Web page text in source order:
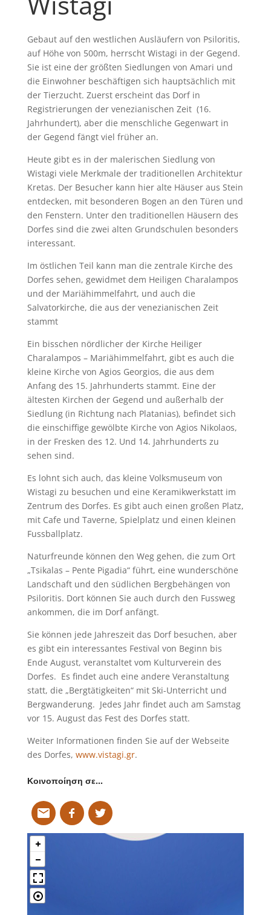
Gebaut auf den westlichen Ausläufern von Psiloritis,
auf Höhe von 500m, herrscht Wistagi in der Gegend.
Sie ist eine der größten Siedlungen von Amari und
die Einwohner beschäftigen sich hauptsächlich mit
der Tierzucht. Zuerst erscheint das Dorf in
Registrierungen der venezianischen Zeit (16.
Jahrhundert), aber die menschliche Gegenwart in
der Gegend fängt viel früher an.
Heute gibt es in der malerischen Siedlung von
Wistagi viele Merkmale der traditionellen Architektur
Kretas. Der Besucher kann hier alte Häuser aus Stein
entdecken, mit besonderen Bogen an den Türen und
den Fenstern. Unter den traditionellen Häusern des
Dorfes sind die zwei alten Grundschulen besonders
interessant.
Im östlichen Teil kann man die zentrale Kirche des
Dorfes sehen, gewidmet dem Heiligen Charalampos
und der Mariähimmelfahrt, und auch die
Salvatorkirche, die aus der venezianischen Zeit
stammt
Ein bisschen nördlicher der Kirche Heiliger
Charalampos – Mariähimmelfahrt, gibt es auch die
kleine Kirche von Agios Georgios, die aus dem
Anfang des 15. Jahrhunderts stammt. Eine der
ältesten Kirchen der Gegend und außerhalb der
Siedlung (in Richtung nach Platanias), befindet sich
die einschiffige gewölbte Kirche von Agios Nikolaos,
in der Fresken des 12. Und 14. Jahrhunderts zu
sehen sind.
Es lohnt sich auch, das kleine Volksmuseum von
Wistagi zu besuchen und eine Keramikwerkstatt im
Zentrum des Dorfes. Es gibt auch einen großen Platz,
mit Cafe und Taverne, Spielplatz und einen kleinen
Fussballplatz.
Naturfreunde können den Weg gehen, die zum Ort
„Tsikalas – Pente Pigadia“ führt, eine wunderschöne
Landschaft und den südlichen Bergbehängen von
Psiloritis. Dort können Sie auch durch den Fussweg
ankommen, die im Dorf anfängt.
Sie können jede Jahreszeit das Dorf besuchen, aber
es gibt ein interessantes Festival von Beginn bis
Ende August, veranstaltet vom Kulturverein des
Dorfes. Es findet auch eine andere Veranstaltung
statt, die „Bergtätigkeiten“ mit Ski-Unterricht und
Bergwanderung. Jedes Jahr findet auch am Samstag
vor 15. August das Fest des Dorfes statt.
Weiter Informationen finden Sie auf der Webseite
des Dorfes, www.vistagi.gr.
Κοινοποίηση σε…